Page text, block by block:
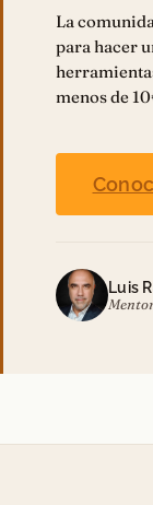
La
para hacer
menos de
Luis